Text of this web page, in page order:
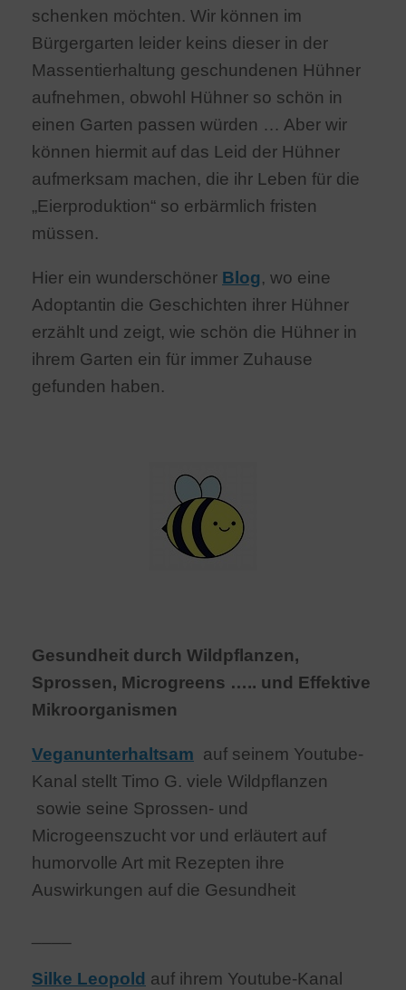
schenken möchten. Wir können im
Bürgergarten leider keins dieser in der
Massentierhaltung geschundenen Hühner
aufnehmen, obwohl Hühner so schön in
einen Garten passen würden … Aber wir
können hiermit auf das Leid der Hühner
aufmerksam machen, die ihr Leben für die
„Eierproduktion“ so erbärmlich fristen
müssen.
Hier ein wunderschöner Blog, wo eine
Adoptantin die Geschichten ihrer Hühner
erzählt und zeigt, wie schön die Hühner in
ihrem Garten ein für immer Zuhause
gefunden haben.
Gesundheit durch Wildpflanzen,
Sprossen, Microgreens ….. und Effektive
Mikroorganismen
Veganunterhaltsam auf seinem Youtube-
Kanal stellt Timo G. viele Wildpflanzen
sowie seine Sprossen- und
Microgeenszucht vor und erläutert auf
humorvolle Art mit Rezepten ihre
Auswirkungen auf die Gesundheit
Silke Leopold auf ihrem Youtube-Kanal